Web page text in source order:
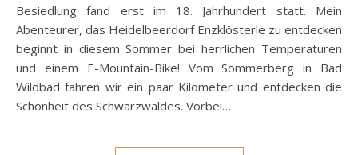
Besiedlung fand erst im 18. Jahrhundert statt. Mein
Abenteurer, das Heidelbeerdorf Enzklösterle zu entdecken
beginnt in diesem Sommer bei herrlichen Temperaturen
und einem E-Mountain-Bike! Vom Sommerberg in Bad
Wildbad fahren wir ein paar Kilometer und entdecken die
Schönheit des Schwarzwaldes. Vorbei…